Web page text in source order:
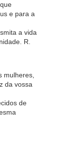
e para a
a vida
R.
mulheres,
da vossa
de